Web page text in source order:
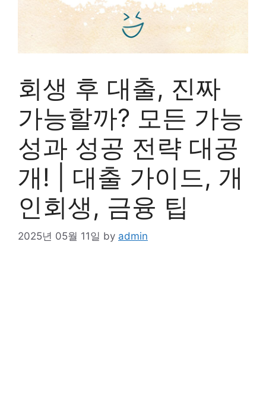
회생 후 대출, 진짜
가능할까? 모든 가능
성과 성공 전략 대공
개! | 대출 가이드, 개
인회생, 금융 팁
2025년 05월 11일 by admin